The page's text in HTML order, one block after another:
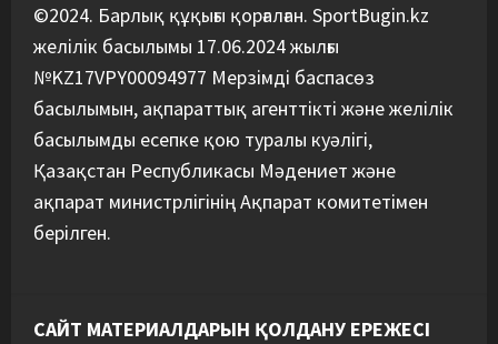
©2024. Барлық құқығы қорғалған. SportBugin.kz
желілік басылымы 17.06.2024 жылғы
№KZ17VPY00094977 Мерзімді баспасөз
басылымын, ақпараттық агенттікті және желілік
басылымды есепке қою туралы куәлігі,
Қазақстан Республикасы Мәдениет және
ақпарат министрлігінің Ақпарат комитетімен
берілген.
САЙТ МАТЕРИАЛДАРЫН ҚОЛДАНУ ЕРЕЖЕСІ